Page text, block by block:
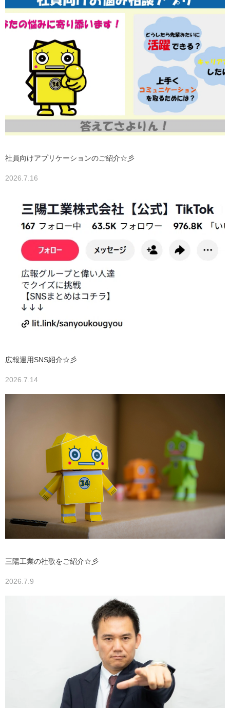
社員向けアプリケーションのご紹介☆彡
2026.7.16
広報運用SNS紹介☆彡
2026.7.14
三陽工業の社歌をご紹介☆彡
2026.7.9